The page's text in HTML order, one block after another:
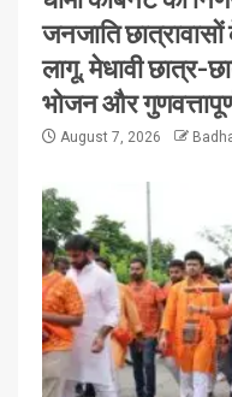
जनजाति
लागू, मेधावी छात्र-
भोजन और
August 7, 2026